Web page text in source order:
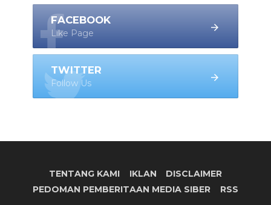
FACEBOOK
Like Page
TWITTER
Follow Us
TENTANG KAMI IKLAN
DISCLAIMER
PEDOMAN PEMBERITAAN MEDIA SIBER
RSS